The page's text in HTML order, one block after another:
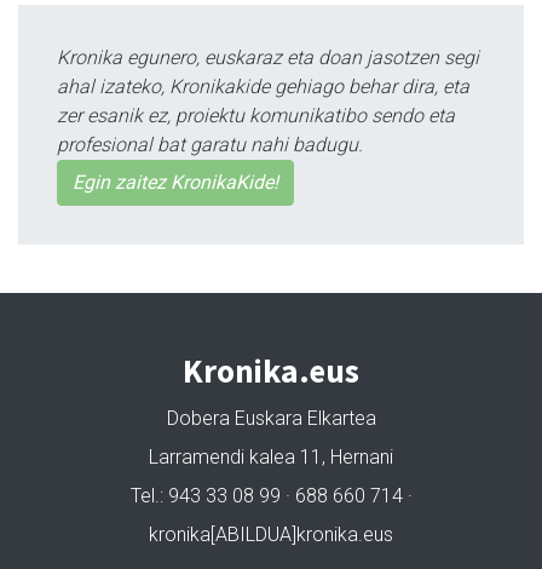
Kronika egunero, euskaraz eta doan jasotzen segi
ahal izateko, Kronikakide gehiago behar dira, eta
zer esanik ez, proiektu komunikatibo sendo eta
profesional bat garatu nahi badugu.
Egin zaitez KronikaKide!
Kronika.eus
Dobera Euskara Elkartea
Larramendi kalea 11, Hernani
Tel.: 943 33 08 99 · 688 660 714 ·
kronika[ABILDUA]kronika.eus